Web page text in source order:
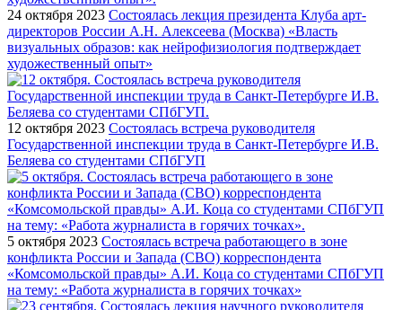
24 октября 2023 Состоялась лекция президента Клуба арт-
директоров России А.Н. Алексеева (Москва) «Власть
визуальных образов: как нейрофизиология подтверждает
художественный опыт»
12 октября 2023 Состоялась встреча руководителя
Государственной инспекции труда в Санкт-Петербурге И.В.
Беляева со студентами СПбГУП
5 октября 2023 Состоялась встреча работающего в зоне
конфликта России и Запада (СВО) корреспондента
«Комсомольской правды» А.И. Коца со студентами СПбГУП
на тему: «Работа журналиста в горячих точках»